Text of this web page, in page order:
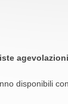
disponibili